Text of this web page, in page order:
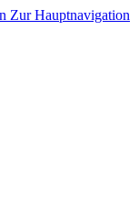
Zur Hauptnavigation